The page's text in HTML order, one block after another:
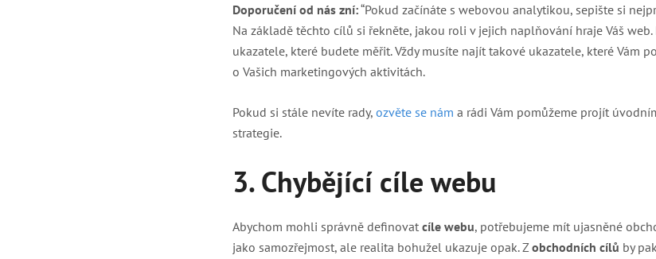
Doporučení od nás zní:“Pokud začínáte s webovou analytikou, sepište si
Na základě těchto cílů si řekněte, jakou roli v jejich naplňování hraje Váš
ukazatele, které budete měřit. Vždy musíte najít takové ukazatele, které Vám
o Vašich marketingových aktivitách.
Pokud si stále nevíte rady, ozvěte se nám a rádi Vám pomůžeme projít
strategie.
3. Chybějící cíle webu
Abychom mohli správně definovat cíle webu, potřebujeme mít ujasněné
jako samozřejmost, ale realita bohužel ukazuje opak. Z obchodních cílů by